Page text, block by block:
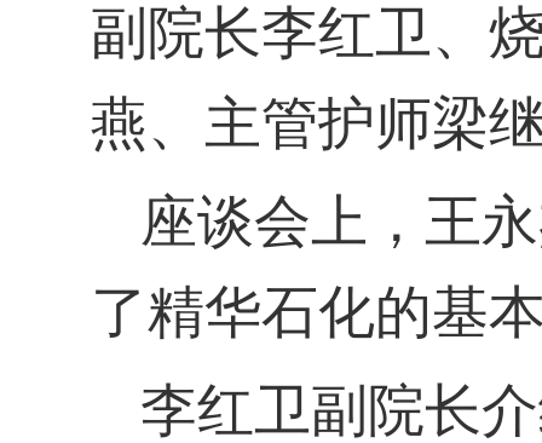
副院长李红卫、
燕、主管护师梁
座谈会上，王
了精华石化的基
李红卫副院长